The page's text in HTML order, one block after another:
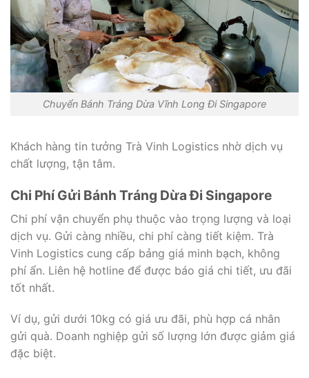
Chuyển Bánh Tráng Dừa Vĩnh Long Đi Singapore
Khách hàng tin tưởng Trà Vinh Logistics nhờ dịch vụ
chất lượng, tận tâm.
Chi Phí Gửi Bánh Tráng Dừa Đi Singapore
Chi phí vận chuyển phụ thuộc vào trọng lượng và loại
dịch vụ. Gửi càng nhiều, chi phí càng tiết kiệm. Trà
Vinh Logistics cung cấp bảng giá minh bạch, không
phí ẩn. Liên hệ hotline để được báo giá chi tiết, ưu đãi
tốt nhất.
Ví dụ, gửi dưới 10kg có giá ưu đãi, phù hợp cá nhân
gửi quà. Doanh nghiệp gửi số lượng lớn được giảm giá
đặc biệt.